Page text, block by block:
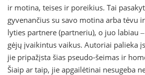
ir motina, teises ir poreikius. Tai
gyvenančius su savo motina arba tėvu
lyties partnere (partneriu), o juo labiau
gėjų įvaikintus vaikus. Autoriai palieka
jie pripažįsta šias pseudo-šeimas ir
Šiaip ar taip, jie apgailėtinai nesugeba